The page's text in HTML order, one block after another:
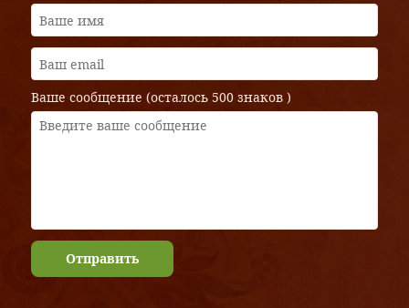
Ваше сообщение (осталось 500 знаков )
Отправить